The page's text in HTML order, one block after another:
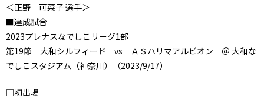
＜正野 可菜子 選手＞
■達成試合
2023プレナスなでしこリーグ1部
第19節 大和シルフィード vs ＡＳハリマアルビオン ＠ 大和な
でしこスタジアム（神奈川）（2023/9/17）
□初出場